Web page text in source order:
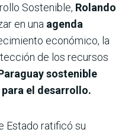
Sostenible, Rolando
en una agenda
económico, la
de los recursos
sostenible
el desarrollo.
Estado ratificó su